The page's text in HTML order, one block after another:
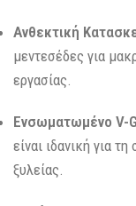
Ανθεκτική
μεντεσέδες για
εργασίας.
Ενσωματωμένο V-
είναι ιδανική για
ξυλείας.